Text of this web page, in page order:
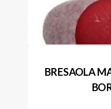
BRESAOLA